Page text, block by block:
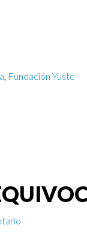
, Fundación Yuste